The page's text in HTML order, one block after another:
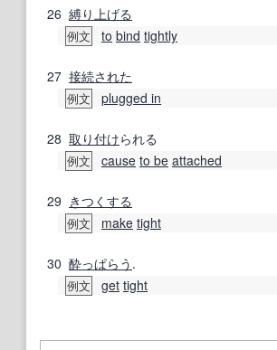
26 縛り上げる
例文 to bind tightly
27 接続された
例文 plugged in
28 取り付けられる
例文 cause to be attached
29 きつくする
例文 make tight
30 酔っぱらう .
例文 get tight